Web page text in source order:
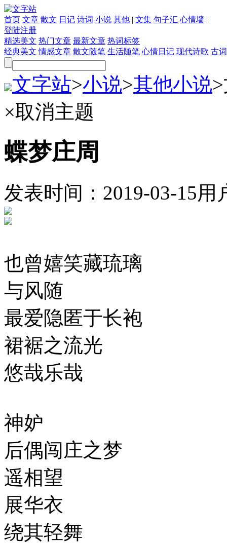
首页 文章 散文 日记 诗词 小说 其他 | 文集 句子汇 心情墙 |
登陆注册
精选美文 热门文章 最新文章 热词标签
经典美文 情感文章 散文随笔 生活随笔 心情日记 现代诗歌 古
文字站>小说>其他小说>
×取消主题
蝶梦庄周
发表时间： 2019-03-15用
也曾嬉笑藏琉璃
与风随
最爱隐匿于长袍
裙裾之流光
悠哉乐哉
神妒
后偶闯庄之梦
遥相望
展华衣
绕其轻舞